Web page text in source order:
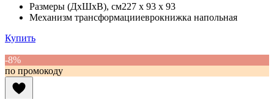
Размеры (ДхШхВ), см227 x 93 x 93
Механизм трансформацииеврокнижка напольная
Купить
-8%
по промокоду